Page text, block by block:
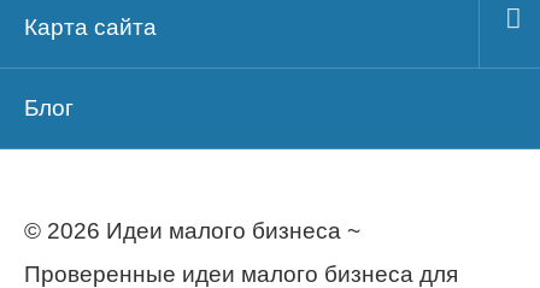
Карта сайта
Блог
© 2026 Идеи малого бизнеса ~
Проверенные идеи малого бизнеса для